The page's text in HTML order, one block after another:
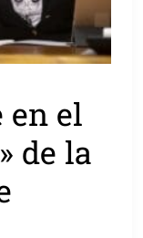
en el
de la